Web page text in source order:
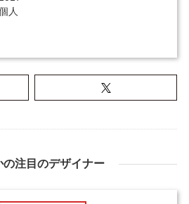
人
の注目のデザイナー